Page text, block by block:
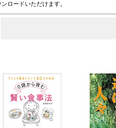
ロードいただけます。